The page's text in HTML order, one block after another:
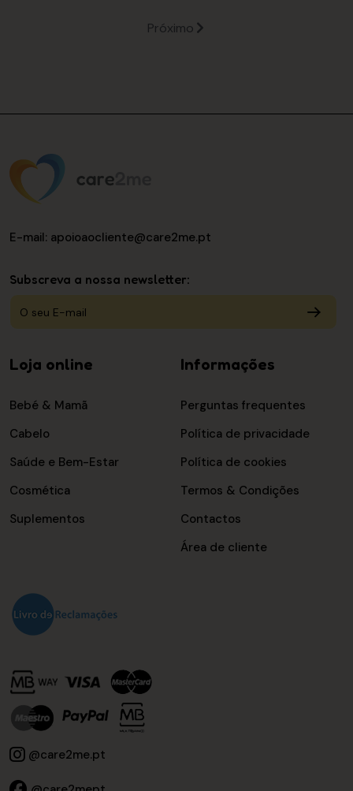
Próximo
E-mail: apoioaocliente@care2me.pt
Subscreva a nossa newsletter:
Loja online
Bebé & Mamã
Cabelo
Saúde e Bem-Estar
Cosmética
Suplementos
Informações
Perguntas frequentes
Política de privacidade
Política de cookies
Termos & Condições
Contactos
Área de cliente
@care2me.pt